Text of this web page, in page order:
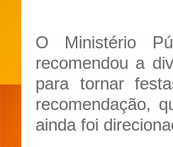
O Ministério
recomendou a
para tornar
recomendação,
ainda foi